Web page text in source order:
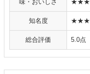
味・おいしさ
知名度
総合評価 5.0点